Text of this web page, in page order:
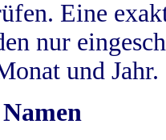
Eine
nur
und Jahr.